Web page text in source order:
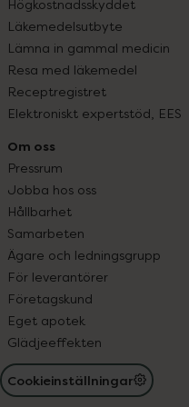
Högkostnadsskyddet
Läkemedelsutbyte
Lämna in gammal medicin
Resa med läkemedel
Receptregistret
Elektroniskt expertstöd, EES
Om oss
Pressrum
Jobba hos oss
Hållbarhet
Samarbeten
Ägare och ledningsgrupp
För leverantörer
Företagskund
Eget apotek
Glädjeeffekten
Cookieinställningar